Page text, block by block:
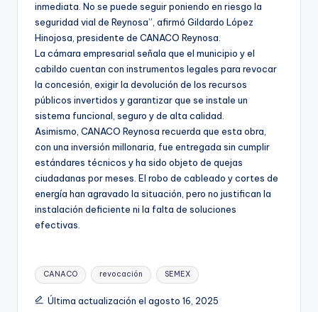
inmediata. No se puede seguir poniendo en riesgo la
seguridad vial de Reynosa”, afirmó Gildardo López
Hinojosa, presidente de CANACO Reynosa.
La cámara empresarial señala que el municipio y el
cabildo cuentan con instrumentos legales para revocar
la concesión, exigir la devolución de los recursos
públicos invertidos y garantizar que se instale un
sistema funcional, seguro y de alta calidad.
Asimismo, CANACO Reynosa recuerda que esta obra,
con una inversión millonaria, fue entregada sin cumplir
estándares técnicos y ha sido objeto de quejas
ciudadanas por meses. El robo de cableado y cortes de
energía han agravado la situación, pero no justifican la
instalación deficiente ni la falta de soluciones
efectivas.
Etiquetas:
CANACO revocación SEMEX
Última actualización el agosto 16, 2025